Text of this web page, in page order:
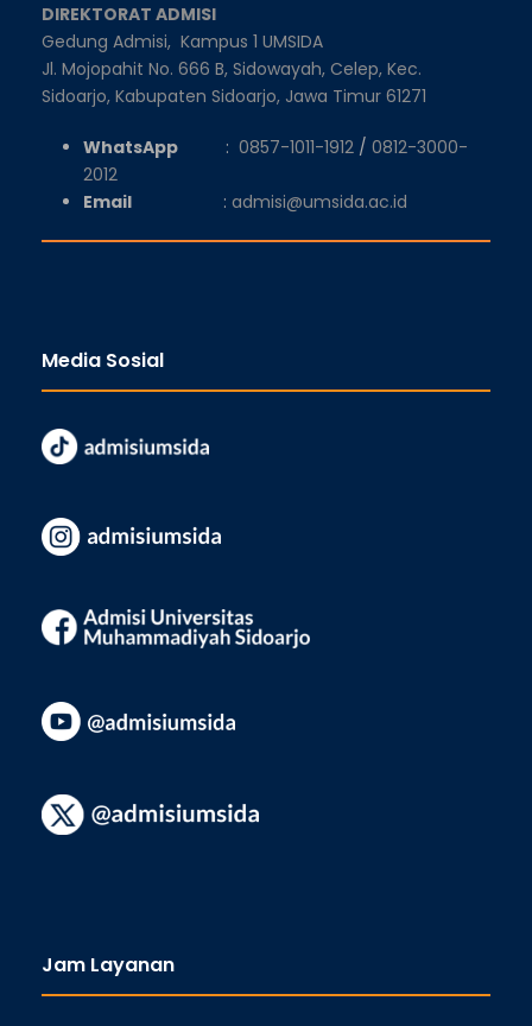
DIREKTORAT ADMISI
Gedung Admisi, Kampus 1 UMSIDA
Jl. Mojopahit No. 666 B, Sidowayah, Celep, Kec.
Sidoarjo, Kabupaten Sidoarjo, Jawa Timur 61271
WhatsApp : 0857-1011-1912 / 0812-3000-
2012
Email
: admisi@umsida.ac.id
Media Sosial
Jam Layanan